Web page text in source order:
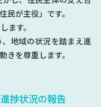
民が主役」です。
ます。
地域の状況を踏まえ進
きを尊重します。
捗状況の報告